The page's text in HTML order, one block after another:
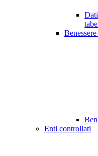
Enti controllati